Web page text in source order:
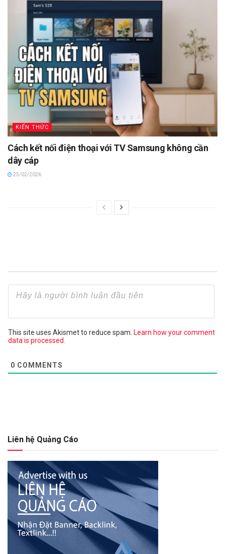
KIẾN THỨC
Cách kết nối điện thoại với TV Samsung không cần
dây cáp
25/02/2026
This site uses Akismet to reduce spam. Learn how your comment
data is processed.
0 COMMENTS
Liên hệ Quảng Cáo